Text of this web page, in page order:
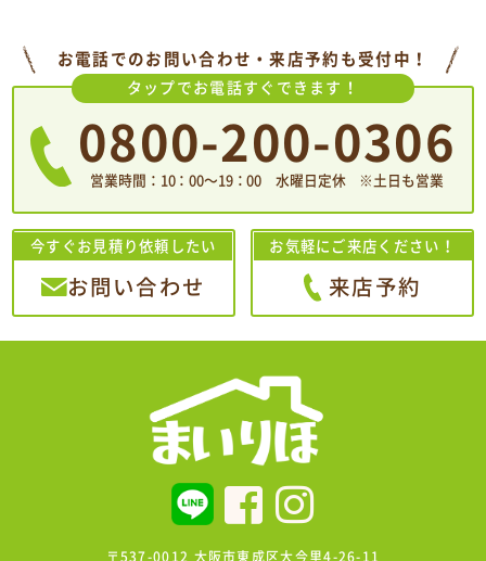
お電話でのお問い合わせ・来店予約も受付中！
タップでお電話すぐできます！
0800-200-0306
営業時間：10：00〜19：00 水曜日定休 ※土日も営業
今すぐお見積り依頼したい
お問い合わせ
お気軽にご来店ください！
来店予約
〒537-0012 大阪市東成区大今里4-26-11